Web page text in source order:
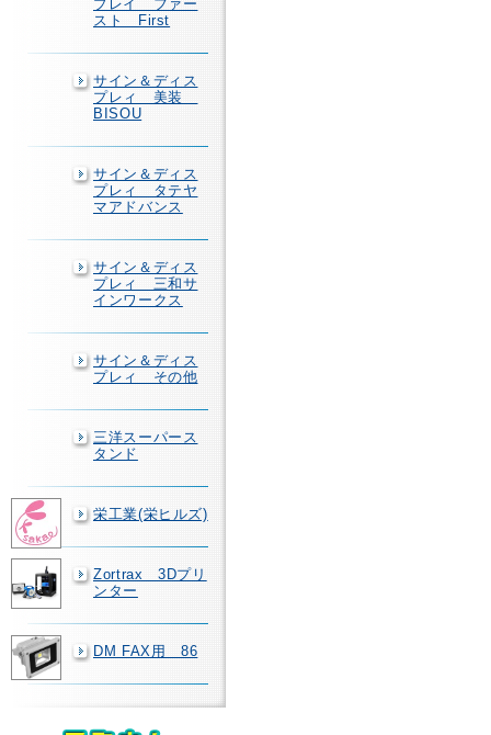
プレイ ファー
スト First
サイン＆ディス
プレィ 美装
BISOU
サイン＆ディス
プレィ タテヤ
マアドバンス
サイン＆ディス
プレィ 三和サ
インワークス
サイン＆ディス
プレィ その他
三洋スーパース
タンド
栄工業(栄ヒルズ)
Zortrax 3Dプリ
ンター
DM FAX用 86